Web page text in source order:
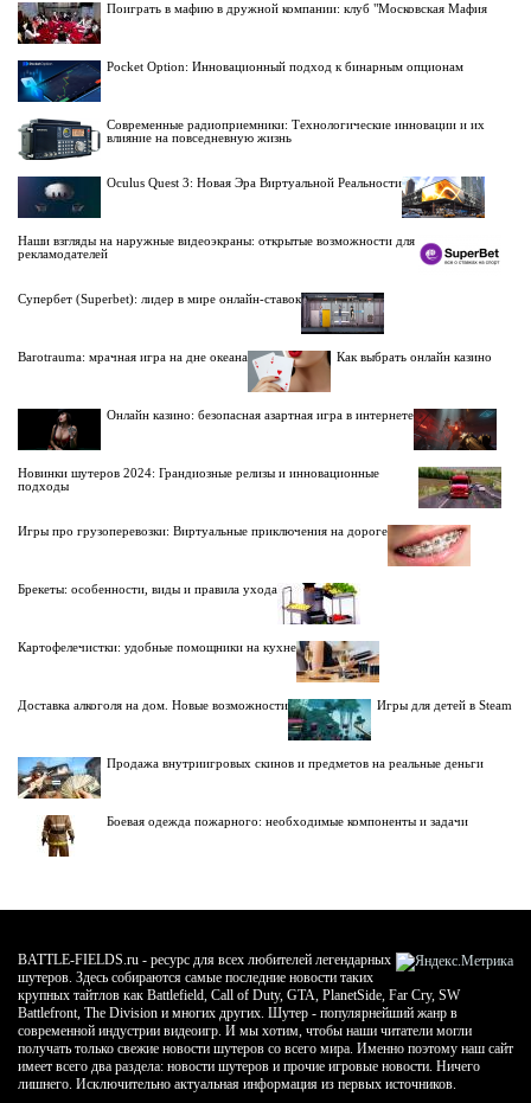
Поиграть в мафию в дружной компании: клуб "Московская Мафия
Pocket Option: Инновационный подход к бинарным опционам
Современные радиоприемники: Технологические инновации и их
влияние на повседневную жизнь
Oculus Quest 3: Новая Эра Виртуальной Реальности
Наши взгляды на наружные видеоэкраны: открытые возможности для
рекламодателей
Супербет (Superbet): лидер в мире онлайн-ставок
Barotrauma: мрачная игра на дне океана Как выбрать онлайн казино
Онлайн казино: безопасная азартная игра в интернете
Новинки шутеров 2024: Грандиозные релизы и инновационные
подходы
Игры про грузоперевозки: Виртуальные приключения на дороге
Брекеты: особенности, виды и правила ухода
Картофелечистки: удобные помощники на кухне
Доставка алкоголя на дом. Новые возможности Игры для детей в Steam
Продажа внутриигровых скинов и предметов на реальные деньги
Боевая одежда пожарного: необходимые компоненты и задачи
BATTLE-FIELDS.ru - ресурс для всех любителей легендарных
шутеров. Здесь собираются самые последние новости таких
крупных тайтлов как Battlefield, Call of Duty, GTA, PlanetSide, Far Cry, SW
Battlefront, The Division и многих других. Шутер - популярнейший жанр в
современной индустрии видеоигр. И мы хотим, чтобы наши читатели могли
получать только свежие новости шутеров со всего мира. Именно поэтому наш сайт
имеет всего два раздела: новости шутеров и прочие игровые новости. Ничего
лишнего. Исключительно актуальная информация из первых источников.